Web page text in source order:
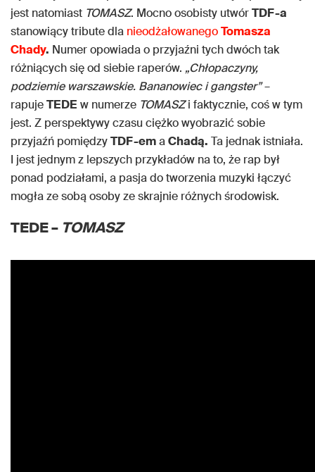
jest natomiast TOMASZ. Mocno osobisty utwórTDF-a
stanowiący tribute dla nieodżałowanegoTomasza
Chady. Numer opowiada o przyjaźni tych dwóch tak
różniących się od siebie raperów. „Chłopaczyny,
podziemie warszawskie. Bananowiec i gangster”–
rapujeTEDE w numerze TOMASZi faktycznie, coś w tym
jest. Z perspektywy czasu ciężko wyobrazić sobie
przyjaźń pomiędzyTDF-emaChadą. Ta jednak istniała.
I jest jednym z lepszych przykładów na to, że rap był
ponad podziałami, a pasja do tworzenia muzyki łączyć
mogła ze sobą osoby ze skrajnie różnych środowisk.
TEDE – TOMASZ